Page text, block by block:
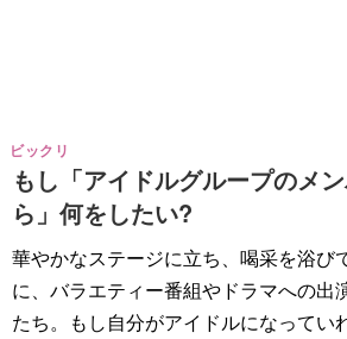
もし「アイドルグループのメ
ら」何をしたい?
ビックリ
華やかなステージに立ち、喝采を浴び
に、バラエティー番組やドラマへの出
たち。もし自分がアイドルになってい